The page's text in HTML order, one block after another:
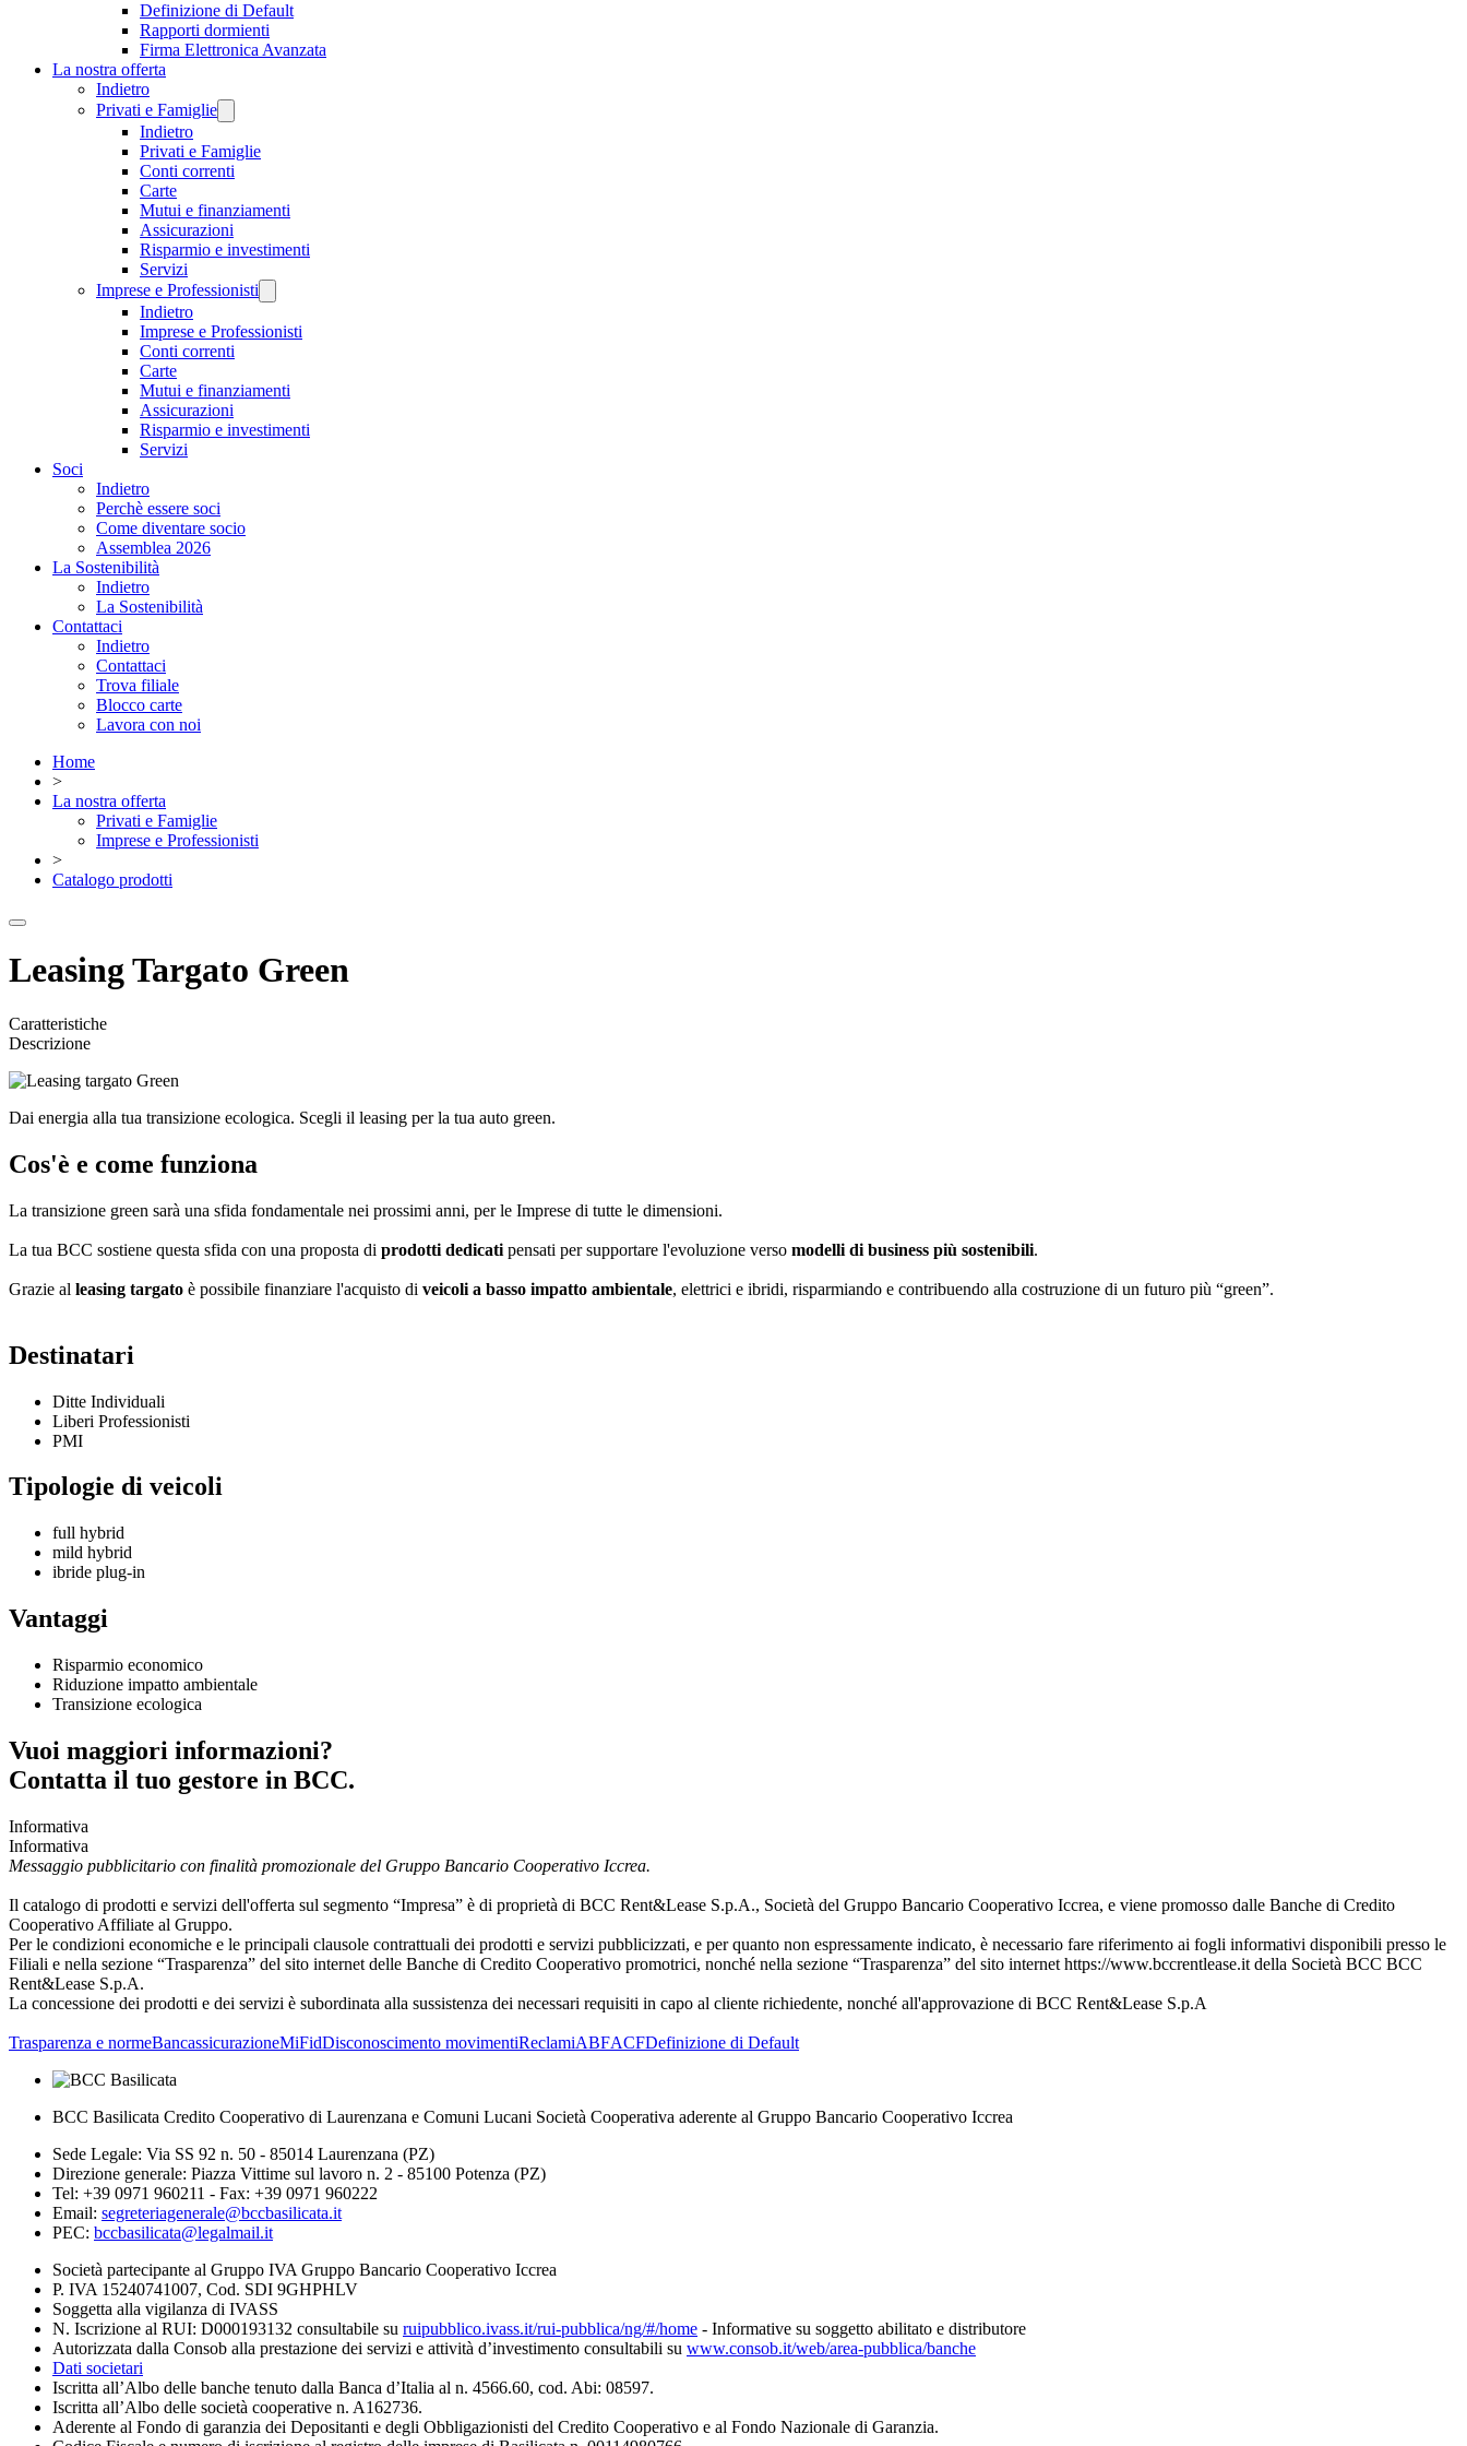
Definizione di Default
Rapporti dormienti
Firma Elettronica Avanzata
La nostra offerta
Indietro
Privati e Famiglie
Indietro
Privati e Famiglie
Conti correnti
Carte
Mutui e finanziamenti
Assicurazioni
Risparmio e investimenti
Servizi
Imprese e Professionisti
Indietro
Imprese e Professionisti
Conti correnti
Carte
Mutui e finanziamenti
Assicurazioni
Risparmio e investimenti
Servizi
Soci
Indietro
Perchè essere soci
Come diventare socio
Assemblea 2026
La Sostenibilità
Indietro
La Sostenibilità
Contattaci
Indietro
Contattaci
Trova filiale
Blocco carte
Lavora con noi
Home
>
La nostra offerta
Privati e Famiglie
Imprese e Professionisti
>
Catalogo prodotti
Leasing Targato Green
Caratteristiche
Descrizione
Dai energia alla tua transizione ecologica. Scegli il leasing per la tua auto green.
Cos'è e come funziona
La transizione green sarà una sfida fondamentale nei prossimi anni, per le Imprese di tutte le dimensioni.
La tua BCC sostiene questa sfida con una proposta di prodotti dedicati pensati per supportare l'evoluzione verso modelli di business più sostenibili.
Grazie al leasing targato è possibile finanziare l'acquisto di veicoli a basso impatto ambientale, elettrici e ibridi, risparmiando e contribuendo alla costruzione di un futuro più “green”.
Destinatari
Ditte Individuali
Liberi Professionisti
PMI
Tipologie di veicoli
full hybrid
mild hybrid
ibride plug-in
Vantaggi
Risparmio economico
Riduzione impatto ambientale
Transizione ecologica
Vuoi maggiori informazioni?
Contatta il tuo gestore in BCC.
Informativa
Informativa
Messaggio pubblicitario con finalità promozionale del Gruppo Bancario Cooperativo Iccrea.
Il catalogo di prodotti e servizi dell'offerta sul segmento “Impresa” è di proprietà di BCC Rent&Lease S.p.A., Società del Gruppo Bancario Cooperativo Iccrea, e viene promosso dalle Banche di Credito
Cooperativo Affiliate al Gruppo.
Per le condizioni economiche e le principali clausole contrattuali dei prodotti e servizi pubblicizzati, e per quanto non espressamente indicato, è necessario fare riferimento ai fogli informativi disponibili presso le
Filiali e nella sezione “Trasparenza” del sito internet delle Banche di Credito Cooperativo promotrici, nonché nella sezione “Trasparenza” del sito internet https://www.bccrentlease.it della Società BCC BCC
Rent&Lease S.p.A.
La concessione dei prodotti e dei servizi è subordinata alla sussistenza dei necessari requisiti in capo al cliente richiedente, nonché all'approvazione di BCC Rent&Lease S.p.A
Trasparenza e normeBancassicurazioneMiFidDisconoscimento movimentiReclamiABFACFDefinizione di Default
BCC Basilicata Credito Cooperativo di Laurenzana e Comuni Lucani Società Cooperativa aderente al Gruppo Bancario Cooperativo Iccrea
Sede Legale: Via SS 92 n. 50 - 85014 Laurenzana (PZ)
Direzione generale: Piazza Vittime sul lavoro n. 2 - 85100 Potenza (PZ)
Tel: +39 0971 960211 - Fax: +39 0971 960222
Email: segreteriagenerale@bccbasilicata.it
PEC: bccbasilicata@legalmail.it
Società partecipante al Gruppo IVA Gruppo Bancario Cooperativo Iccrea
P. IVA 15240741007, Cod. SDI 9GHPHLV
Soggetta alla vigilanza di IVASS
N. Iscrizione al RUI: D000193132 consultabile su ruipubblico.ivass.it/rui-pubblica/ng/#/home - Informative su soggetto abilitato e distributore
Autorizzata dalla Consob alla prestazione dei servizi e attività d’investimento consultabili su www.consob.it/web/area-pubblica/banche
Dati societari
Iscritta all’Albo delle banche tenuto dalla Banca d’Italia al n. 4566.60, cod. Abi: 08597.
Iscritta all’Albo delle società cooperative n. A162736.
Aderente al Fondo di garanzia dei Depositanti e degli Obbligazionisti del Credito Cooperativo e al Fondo Nazionale di Garanzia.